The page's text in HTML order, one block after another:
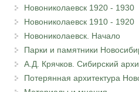
Новониколаевск 1920 - 1930
Новониколаевск 1910 - 1920
Новониколаевск. Начало
Парки и памятники
А.Д. Крячков. Сибирский
Потерянная архитектура